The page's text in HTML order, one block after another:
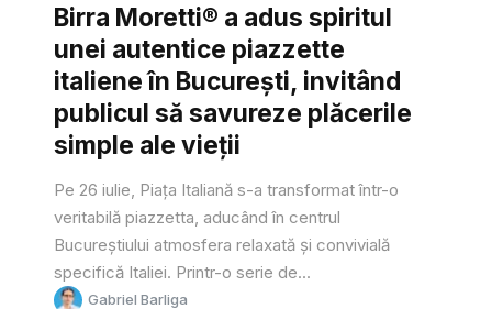
Birra Moretti® a adus spiritul
unei autentice piazzette
italiene în București, invitând
publicul să savureze plăcerile
simple ale vieții
Pe 26 iulie, Piața Italiană s-a transformat într-o
veritabilă piazzetta, aducând în centrul
Bucureștiului atmosfera relaxată și convivială
specifică Italiei. Printr-o serie de...
Gabriel Barliga